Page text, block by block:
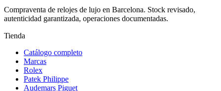
Compraventa de relojes de lujo en Barcelona. Stock revisado,
autenticidad garantizada, operaciones documentadas.
Tienda
Catálogo completo
Marcas
Rolex
Patek Philippe
Audemars Piguet